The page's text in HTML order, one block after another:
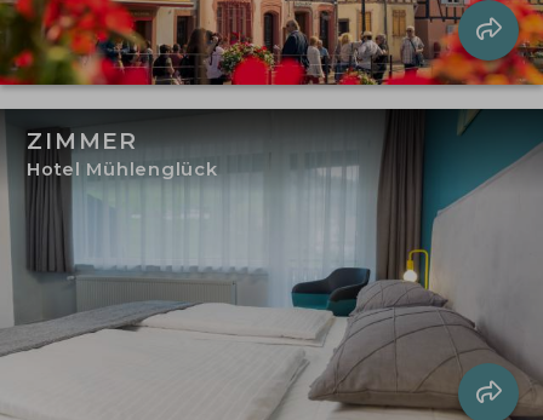
ZIMMER
Hotel Mühlenglück